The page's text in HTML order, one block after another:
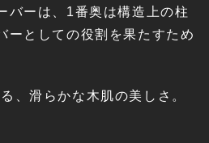
バーは、1番奥は構造上の柱
ーとしての役割を果たすため
、滑らかな木肌の美しさ。